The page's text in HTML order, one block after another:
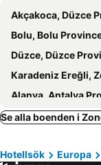
Akçakoca, Düzce
Bolu, Bolu
Düzce, Düzce
Karadeniz Ereğli, Zonguldak
Alanya, Antalya
Antalya, Antalya
Avsallar, Antalya
Se alla boenden i
Hotellsök Europa